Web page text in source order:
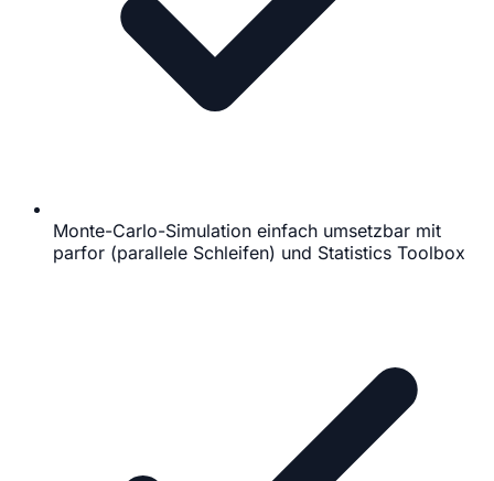
Monte-Carlo-Simulation einfach umsetzbar mit
parfor (parallele Schleifen) und Statistics Toolbox